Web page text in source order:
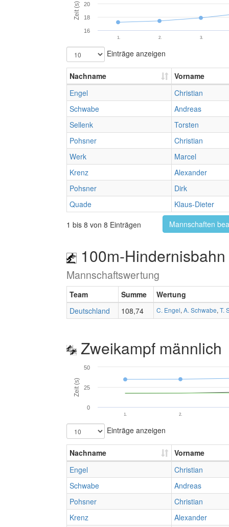
Zeit (s)
1. 2. 3.
16
18
20
Einträge anzeigen
Nachname
Vorname
Engel
Christian
Schwabe
Andreas
Sellenk
Torsten
Pohsner
Christian
Werk
Marcel
Krenz
Alexander
Pohsner
Dirk
Quade
Klaus-Dieter
1 bis 8 von 8 Einträgen
Mannschaften
100m-
Mannschaftswertung
Team Summe
Wertung
Deutschland
108,74 C. Engel, A. Schwabe, T.
Zweikampf männlich
Zeit (s)
1. 2.
0
25
50
Einträge anzeigen
Nachname
Vorname
Engel
Christian
Schwabe
Andreas
Pohsner
Christian
Krenz
Alexander